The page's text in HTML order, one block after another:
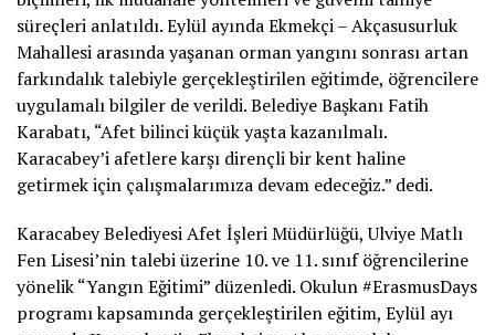
süreçleri anlatıldı. Eylül ayında Ekmekçi – Akçasusurluk
Mahallesi arasında yaşanan orman yangını sonrası artan
farkındalık talebiyle gerçekleştirilen eğitimde, öğrencilere
uygulamalı bilgiler de verildi. Belediye Başkanı Fatih
Karabatı, “Afet bilinci küçük yaşta kazanılmalı.
Karacabey’i afetlere karşı dirençli bir kent haline
getirmek için çalışmalarımıza devam edeceğiz.” dedi.
Karacabey Belediyesi Afet İşleri Müdürlüğü, Ulviye Matlı
Fen Lisesi’nin talebi üzerine 10. ve 11. sınıf öğrencilerine
yönelik “Yangın Eğitimi” düzenledi. Okulun #ErasmusDays
programı kapsamında gerçekleştirilen eğitim, Eylül ayı